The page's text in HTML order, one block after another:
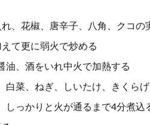
、花椒、唐辛子、八角、クコの
て更に弱火で炒める
油、酒をいれ中火で加熱する
白菜、ねぎ、しいたけ、きくら
しっかりと火が通るまで4分煮込